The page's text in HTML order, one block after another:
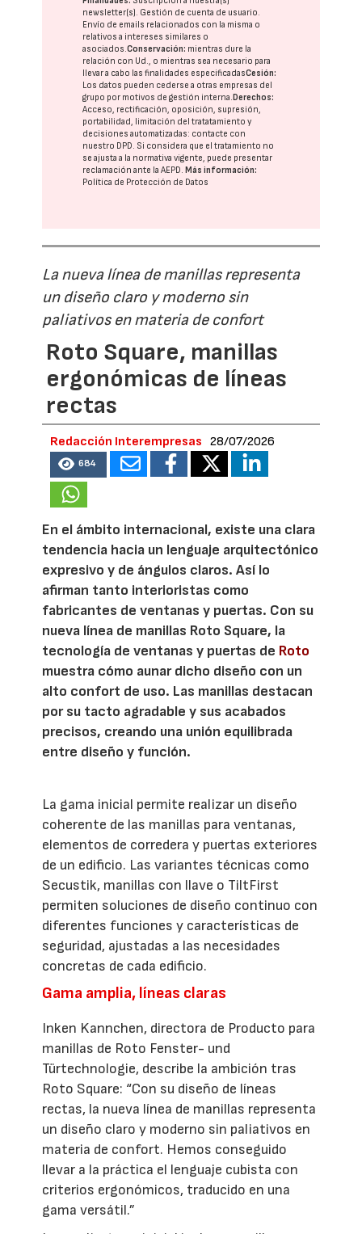
newsletter(s). Gestión de cuenta de usuario.
Envío de emails relacionados con la misma o
relativos a intereses similares o
asociados.Conservación: mientras dure la
relación con Ud., o mientras sea necesario para
llevar a cabo las finalidades especificadasCesión:
Los datos pueden cederse a otras empresas del
grupo por motivos de gestión interna. Derechos:
Acceso, rectificación, oposición, supresión,
portabilidad, limitación del tratatamiento y
decisiones automatizadas: contacte con
nuestro DPD. Si considera que el tratamiento no
se ajusta a la normativa vigente, puede presentar
reclamación ante laAEPD. Más información:
Política de Protección de Datos
La nueva línea de manillas representa
un diseño claro y moderno sin
paliativos en materia de confort
Roto Square, manillas
ergonómicas de líneas
rectas
Redacción Interempresas 28/07/2026
684
En el ámbito internacional, existe una clara
tendencia hacia un lenguaje arquitectónico
expresivo y de ángulos claros. Así lo
afirman tanto interioristas como
fabricantes de ventanas y puertas. Con su
nueva línea de manillas Roto Square, la
tecnología de ventanas y puertas de Roto
muestra cómo aunar dicho diseño con un
alto confort de uso. Las manillas destacan
por su tacto agradable y sus acabados
precisos, creando una unión equilibrada
entre diseño y función.
La gama inicial permite realizar un diseño
coherente de las manillas para ventanas,
elementos de corredera y puertas exteriores
de un edificio. Las variantes técnicas como
Secustik, manillas con llave o TiltFirst
permiten soluciones de diseño continuo con
diferentes funciones y características de
seguridad, ajustadas a las necesidades
concretas de cada edificio.
Gama amplia, líneas claras
Inken Kannchen, directora de Producto para
manillas de Roto Fenster- und
Türtechnologie, describe la ambición tras
Roto Square: “Con su diseño de líneas
rectas, la nueva línea de manillas representa
un diseño claro y moderno sin paliativos en
materia de confort. Hemos conseguido
llevar a la práctica el lenguaje cubista con
criterios ergonómicos, traducido en una
gama versátil.”